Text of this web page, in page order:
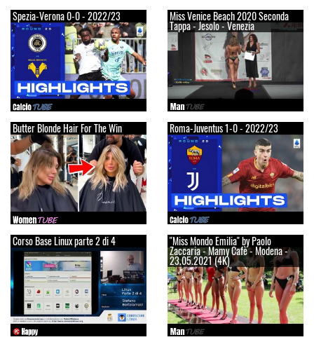
Spezia-Verona 0-0 - 2022/23 Miss Venice Beach 2020 Seconda
Tappa - Jesolo - Venezia
Butter Blonde Hair For The Win Roma-Juventus 1-0 - 2022/23
Corso Base Linux parte 2 di 4 "Miss Mondo Emilia" by Paolo
Zaccaria - Mamy Cafè - Modena -
23.05.2021 (4K)